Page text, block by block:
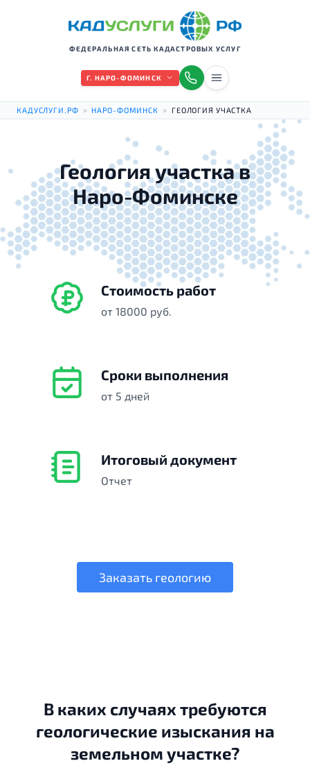
ФЕДЕРАЛЬНАЯ СЕТЬ КАДАСТРОВЫХ УСЛУГ
Г. НАРО-ФОМИНСК
КАДУСЛУГИ.РФ > НАРО-ФОМИНСК > ГЕОЛОГИЯ УЧАСТКА
Геология участка в
Наро-Фоминске
Стоимость работ
от 18000 руб.
Сроки выполнения
от 5 дней
Итоговый документ
Отчет
Заказать геологию
В каких случаях требуются
геологические изыскания на
земельном участке?